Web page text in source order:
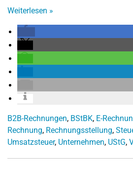
Weiterlesen »
B2B-Rechnungen, BStBK, E-
Rechnung, Rechnungsstellung,
Umsatzsteuer, Unternehmen, UStG,